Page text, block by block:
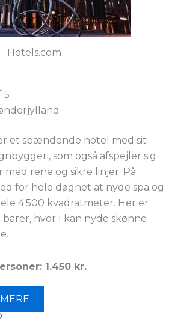
Hotels.com
5
et spændende hotel med sit
som også afspejler sig
rene og sikre linjer. På
for hele døgnet at nyde spa og
4.500 kvadratmeter. Her er
hvor I kan nyde skønne
1.450 kr.